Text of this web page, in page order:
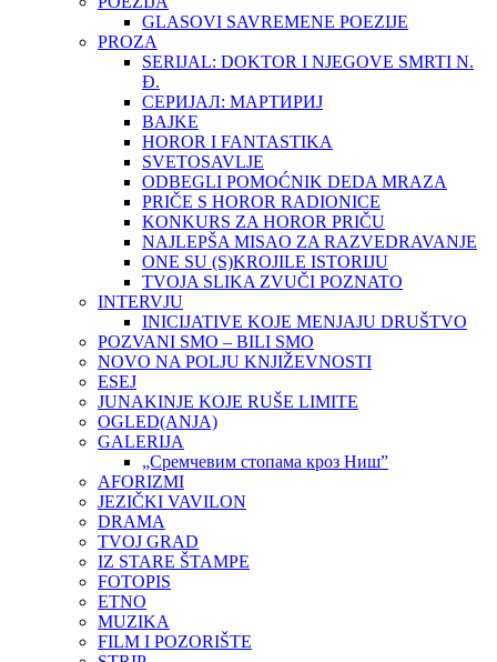
GLASOVI SAVREMENE POEZIJE
PROZA
SERIJAL: DOKTOR I NJEGOVE SMRTI N.
Đ.
СЕРИЈАЛ: МАРТИРИЈ
BAJKE
HOROR I FANTASTIKA
SVETOSAVLJE
ODBEGLI POMOĆNIK DEDA MRAZA
PRIČE S HOROR RADIONICE
KONKURS ZA HOROR PRIČU
NAJLEPŠA MISAO ZA RAZVEDRAVANJE
ONE SU (S)KROJILE ISTORIJU
TVOJA SLIKA ZVUČI POZNATO
INTERVJU
INICIJATIVE KOJE MENJAJU DRUŠTVO
POZVANI SMO – BILI SMO
NOVO NA POLJU KNJIŽEVNOSTI
ESEJ
JUNAKINJE KOJE RUŠE LIMITE
OGLED(ANJA)
GALERIJA
„Сремчевим стопама кроз Ниш”
AFORIZMI
JEZIČKI VAVILON
DRAMA
TVOJ GRAD
IZ STARE ŠTAMPE
FOTOPIS
ETNO
MUZIKA
FILM I POZORIŠTE